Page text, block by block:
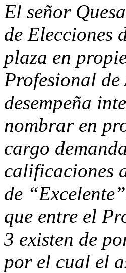
El señor
de Elecciones
plaza en
Profesional de
desempeña
nombrar en
cargo
calificaciones
de
que entre el
3 existen de
por el cual el